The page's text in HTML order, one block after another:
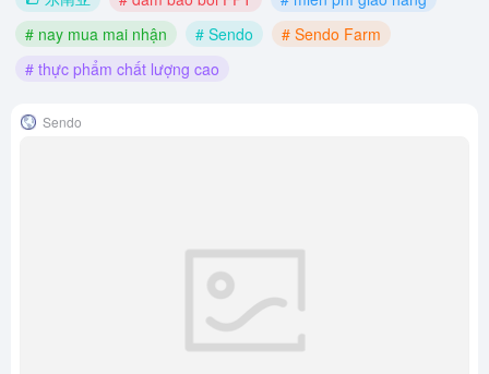
# nay mua mai nhận
# Sendo
# Sendo Farm
# thực phẩm chất lượng cao
Sendo